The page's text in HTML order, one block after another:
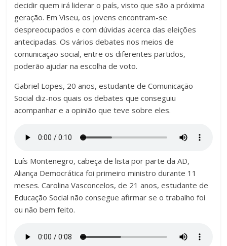
decidir quem irá liderar o país, visto que são a próxima
geração. Em Viseu, os jovens encontram-se
despreocupados e com dúvidas acerca das eleições
antecipadas. Os vários debates nos meios de
comunicação social, entre os diferentes partidos,
poderão ajudar na escolha de voto.
Gabriel Lopes, 20 anos, estudante de Comunicação
Social diz-nos quais os debates que conseguiu
acompanhar e a opinião que teve sobre eles.
Luís Montenegro, cabeça de lista por parte da AD,
Aliança Democrática foi primeiro ministro durante 11
meses. Carolina Vasconcelos, de 21 anos, estudante de
Educação Social não consegue afirmar se o trabalho foi
ou não bem feito.